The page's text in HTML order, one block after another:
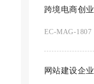
跨境电商创业
EC-MAG-1807
网站建设企业